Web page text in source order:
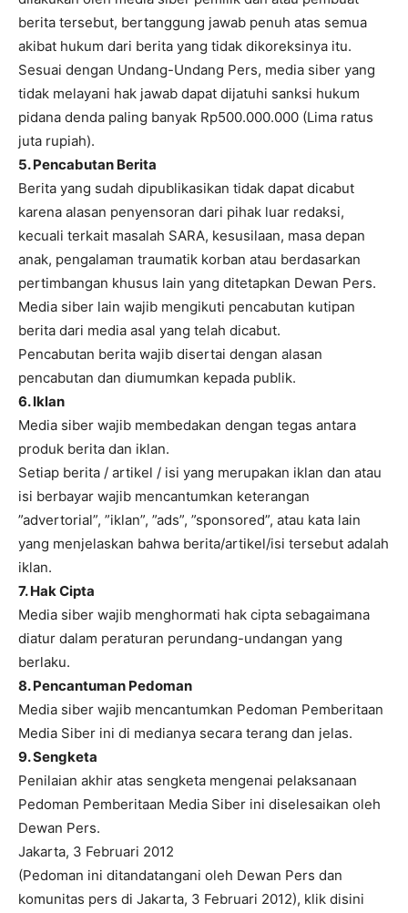
berita tersebut, bertanggung jawab penuh atas semua
akibat hukum dari berita yang tidak dikoreksinya itu.
Sesuai dengan Undang-Undang Pers, media siber yang
tidak melayani hak jawab dapat dijatuhi sanksi hukum
pidana denda paling banyak Rp500.000.000 (Lima ratus
juta rupiah).
5. Pencabutan Berita
Berita yang sudah dipublikasikan tidak dapat dicabut
karena alasan penyensoran dari pihak luar redaksi,
kecuali terkait masalah SARA, kesusilaan, masa depan
anak, pengalaman traumatik korban atau berdasarkan
pertimbangan khusus lain yang ditetapkan Dewan Pers.
Media siber lain wajib mengikuti pencabutan kutipan
berita dari media asal yang telah dicabut.
Pencabutan berita wajib disertai dengan alasan
pencabutan dan diumumkan kepada publik.
6. Iklan
Media siber wajib membedakan dengan tegas antara
produk berita dan iklan.
Setiap berita / artikel / isi yang merupakan iklan dan atau
isi berbayar wajib mencantumkan keterangan
”advertorial”, ”iklan”, ”ads”, ”sponsored”, atau kata lain
yang menjelaskan bahwa berita/artikel/isi tersebut adalah
iklan.
7. Hak Cipta
Media siber wajib menghormati hak cipta sebagaimana
diatur dalam peraturan perundang-undangan yang
berlaku.
8. Pencantuman Pedoman
Media siber wajib mencantumkan Pedoman Pemberitaan
Media Siber ini di medianya secara terang dan jelas.
9. Sengketa
Penilaian akhir atas sengketa mengenai pelaksanaan
Pedoman Pemberitaan Media Siber ini diselesaikan oleh
Dewan Pers.
Jakarta, 3 Februari 2012
(Pedoman ini ditandatangani oleh Dewan Pers dan
komunitas pers di Jakarta, 3 Februari 2012), klik disini